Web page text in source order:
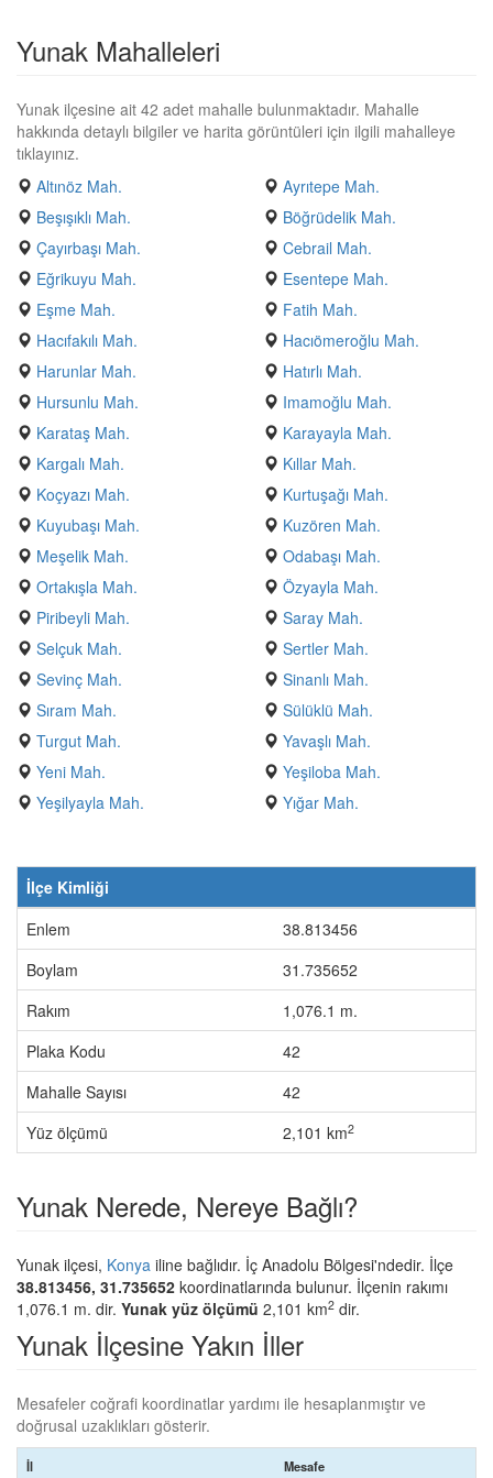
Yunak Mahalleleri
Yunak ilçesine ait 42 adet mahalle bulunmaktadır. Mahalle
hakkında detaylı bilgiler ve harita görüntüleri için ilgili mahalleye
tıklayınız.
Altınöz Mah.
Ayrıtepe Mah.
Beşışıklı Mah.
Böğrüdelik Mah.
Çayırbaşı Mah.
Cebrail Mah.
Eğrikuyu Mah.
Esentepe Mah.
Eşme Mah.
Fatih Mah.
Hacıfakılı Mah.
Hacıömeroğlu Mah.
Harunlar Mah.
Hatırlı Mah.
Hursunlu Mah.
Imamoğlu Mah.
Karataş Mah.
Karayayla Mah.
Kargalı Mah.
Kıllar Mah.
Koçyazı Mah.
Kurtuşağı Mah.
Kuyubaşı Mah.
Kuzören Mah.
Meşelik Mah.
Odabaşı Mah.
Ortakışla Mah.
Özyayla Mah.
Piribeyli Mah.
Saray Mah.
Selçuk Mah.
Sertler Mah.
Sevinç Mah.
Sinanlı Mah.
Sıram Mah.
Sülüklü Mah.
Turgut Mah.
Yavaşlı Mah.
Yeni Mah.
Yeşiloba Mah.
Yeşilyayla Mah.
Yığar Mah.
İlçe Kimliği
Enlem
38.813456
Boylam
31.735652
Rakım
1,076.1 m.
Plaka Kodu
42
Mahalle Sayısı
42
Yüz ölçümü
2,101 km2
Yunak Nerede, Nereye Bağlı?
Yunak ilçesi, Konya iline bağlıdır. İç Anadolu Bölgesi'ndedir. İlçe
38.813456, 31.735652 koordinatlarında bulunur. İlçenin rakımı
1,076.1 m. dir. Yunak yüz ölçümü 2,101 km2 dir.
Yunak İlçesine Yakın İller
Mesafeler coğrafi koordinatlar yardımı ile hesaplanmıştır ve
doğrusal uzaklıkları gösterir.
İl Mesafe